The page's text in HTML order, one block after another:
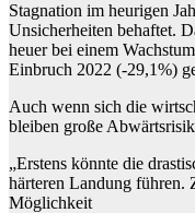
Stagnation im heurigen
Unsicherheiten behaftet.
heuer bei einem
Einbruch 2022 (-29,1%)
Auch wenn sich die
bleiben große
„Erstens könnte die
härteren Landung führen.
Möglichkeit